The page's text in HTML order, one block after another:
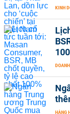
KINH
HÀNG